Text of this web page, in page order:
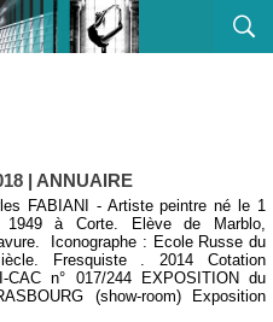
| ANNUAIRE
FABIANI - Artiste peintre né le 1
1949 à Corte. Elève de Marblo,
Iconographe : Ecole Russe du
Fresquiste . 2014 Cotation
CAC n° 017/244 EXPOSITION du
(show-room) Exposition